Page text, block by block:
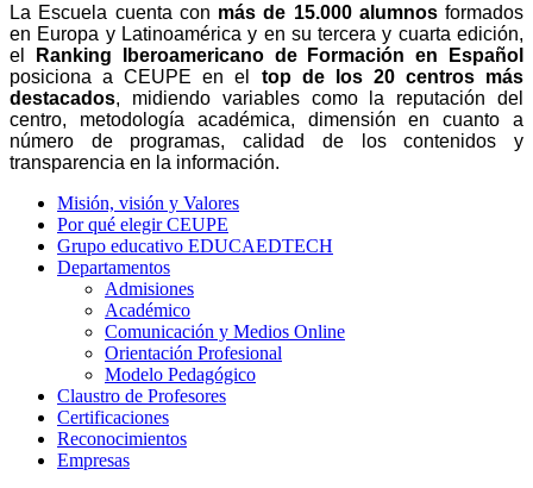
La Escuela cuenta con más de 15.000 alumnosformados
en Europa y Latinoamérica y en su tercera y cuarta edición,
el
Ranking Iberoamericano de Formación en Español
posiciona a CEUPE en el top de los 20 centros más
destacados, midiendo variables como la reputación del
centro, metodología académica, dimensión en cuanto a
número de programas, calidad de los contenidos y
transparencia en la información.
Misión, visión y Valores
Por qué elegir CEUPE
Grupo educativo EDUCAEDTECH
Departamentos
Admisiones
Académico
Comunicación y Medios Online
Orientación Profesional
Modelo Pedagógico
Claustro de Profesores
Certificaciones
Reconocimientos
Empresas